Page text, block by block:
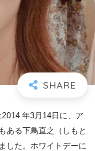
年3月14日に、ア
ある下鳥直之（しもと
した。ホワイトデーに